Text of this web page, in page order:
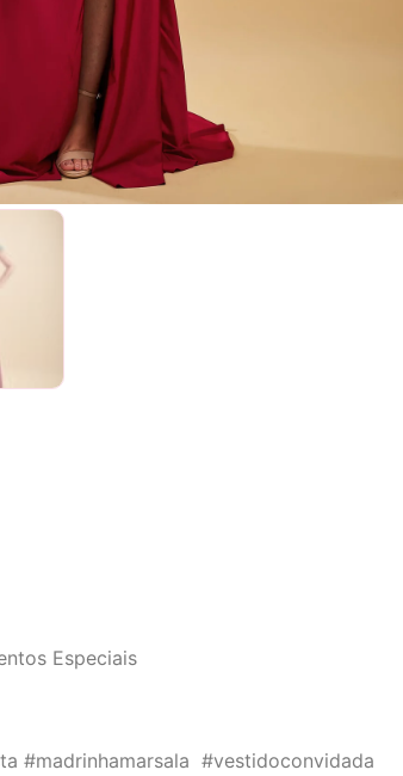
Especiais
#madrinhamarsala #vestidoconvidada